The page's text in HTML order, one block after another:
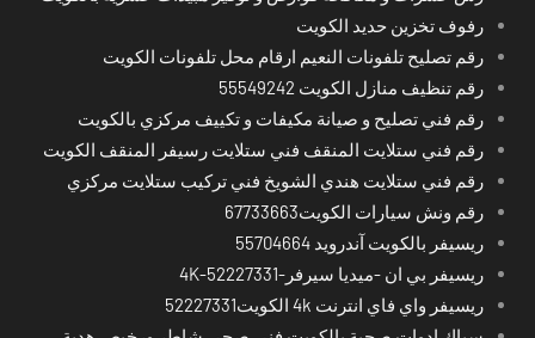
رفوف تخزين حديد الكويت
رقم تصليح تلفونات النعيم ارقام محل تلفونات الكويت
رقم تنظيف منازل الكويت 55549242
رقم فني تصليح و صيانة مكيفات و تكييف مركزي بالكويت
رقم فني ستلايت المنقف فني ستلايت رسيفر المنقف الكويت
رقم فني ستلايت هندي الشويخ فني تركيب ستلايت مركزي
رقم ونش سيارات الكويت67733663
ريسيفر بالكويت آندرويد 55704664
ريسيفر بي ان -ميديا سيرفر-4K-52227331
ريسيفر واي فاي انترنت 4k الكويت52227331